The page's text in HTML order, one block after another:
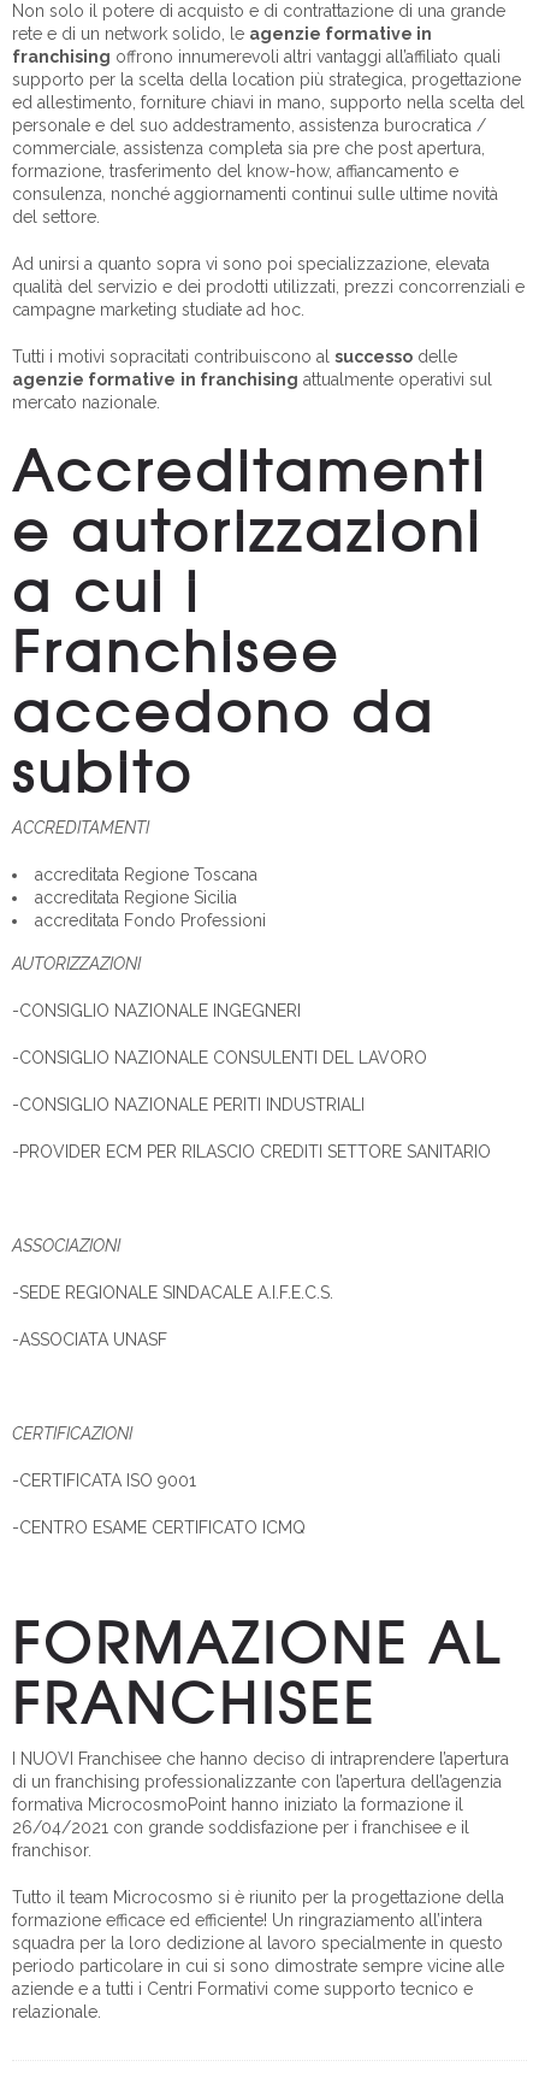
Non solo il potere di acquisto e di contrattazione di una grande
rete e di un network solido, le agenzie formative in
franchising offrono innumerevoli altri vantaggi all’affiliato quali
supporto per la scelta della location più strategica, progettazione
ed allestimento, forniture chiavi in mano, supporto nella scelta del
personale e del suo addestramento, assistenza burocratica /
commerciale, assistenza completa sia pre che post apertura,
formazione, trasferimento del know-how, affiancamento e
consulenza, nonché aggiornamenti continui sulle ultime novità
del settore.
Ad unirsi a quanto sopra vi sono poi specializzazione, elevata
qualità del servizio e dei prodotti utilizzati, prezzi concorrenziali e
campagne marketing studiate ad hoc.
Tutti i motivi sopracitati contribuiscono al successo delle
agenzie formative in franchising attualmente operativi sul
mercato nazionale.
Accreditamenti
e autorizzazioni
a cui i
Franchisee
accedono da
subito
ACCREDITAMENTI
accreditata Regione Toscana
accreditata Regione Sicilia
accreditata Fondo Professioni
AUTORIZZAZIONI
-CONSIGLIO NAZIONALE INGEGNERI
-CONSIGLIO NAZIONALE CONSULENTI DEL LAVORO
-CONSIGLIO NAZIONALE PERITI INDUSTRIALI
-PROVIDER ECM PER RILASCIO CREDITI SETTORE SANITARIO
ASSOCIAZIONI
-SEDE REGIONALE SINDACALE A.I.F.E.C.S.
-ASSOCIATA UNASF
CERTIFICAZIONI
-CERTIFICATA ISO 9001
-CENTRO ESAME CERTIFICATO ICMQ
FORMAZIONE AL
FRANCHISEE
I NUOVI Franchisee che hanno deciso di intraprendere l’apertura
di un franchising professionalizzante con l’apertura dell’agenzia
formativa MicrocosmoPoint hanno iniziato la formazione il
26/04/2021 con grande soddisfazione per i franchisee e il
franchisor.
Tutto il team Microcosmo si è riunito per la progettazione della
formazione efficace ed efficiente! Un ringraziamento all’intera
squadra per la loro dedizione al lavoro specialmente in questo
periodo particolare in cui si sono dimostrate sempre vicine alle
aziende e a tutti i Centri Formativi come supporto tecnico e
relazionale.